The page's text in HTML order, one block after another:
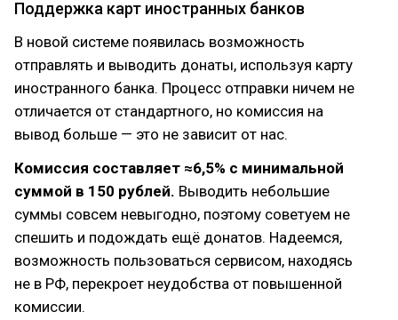
Поддержка карт иностранных банков
В новой системе появилась возможность
отправлять и выводить донаты, используя карту
иностранного банка. Процесс отправки ничем не
отличается от стандартного, но комиссия на
вывод больше — это не зависит от нас.
Комиссия составляет ≈6,5% с минимальной
суммой в 150 рублей. Выводить небольшие
суммы совсем невыгодно, поэтому советуем не
спешить и подождать ещё донатов. Надеемся,
возможность пользоваться сервисом, находясь
не в РФ, перекроет неудобства от повышенной
комиссии.